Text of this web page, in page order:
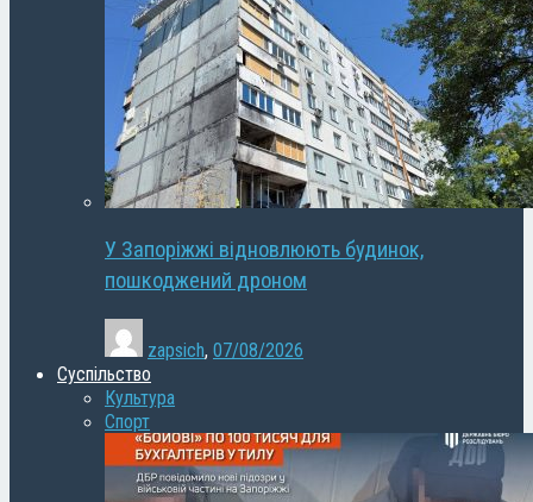
У Запоріжжі відновлюють будинок,
пошкоджений дроном
zapsich, 07/08/2026
Суспільство
Культура
Спорт